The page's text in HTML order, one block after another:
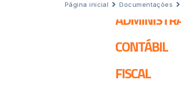
Página inicial Documentações
CONTÁBIL
FISCAL